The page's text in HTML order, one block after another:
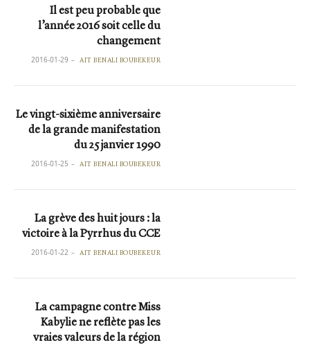
Il est peu probable que
l’année 2016 soit celle du
changement
AIT BENALI BOUBEKEUR
2016-01-29
Le vingt-sixième anniversaire
de la grande manifestation
du 25 janvier 1990
AIT BENALI BOUBEKEUR
2016-01-25
La grève des huit jours : la
victoire à la Pyrrhus du CCE
AIT BENALI BOUBEKEUR
2016-01-22
La campagne contre Miss
Kabylie ne reflète pas les
vraies valeurs de la région